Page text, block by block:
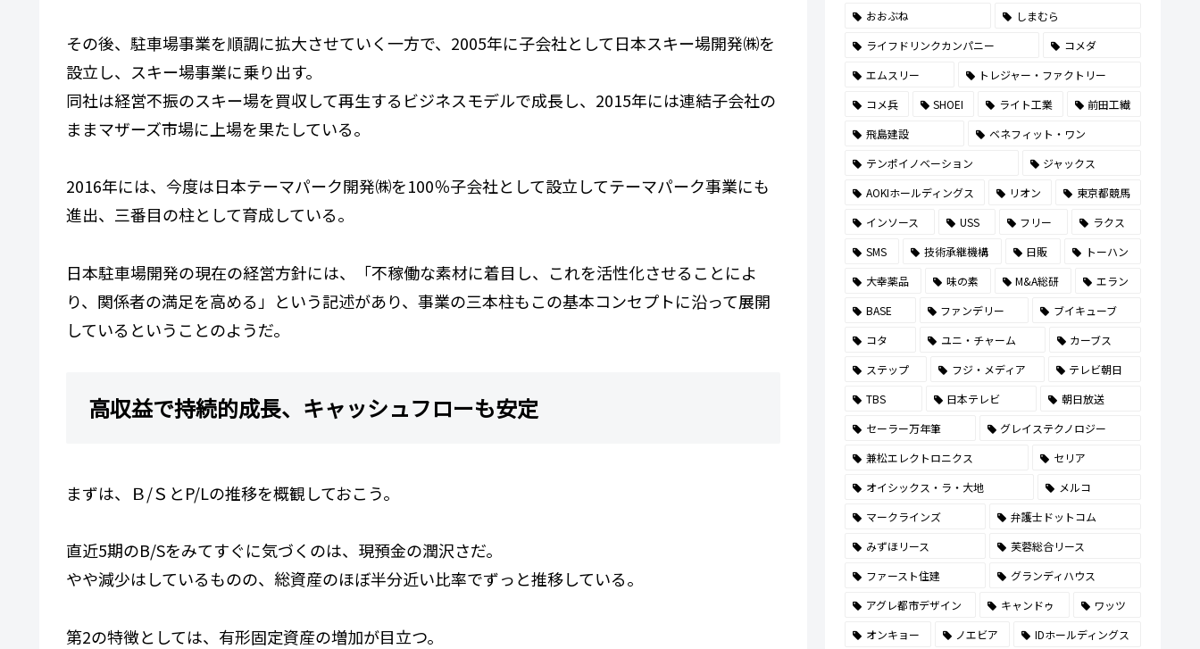
その後、駐車場事業を順調に拡大させていく一方で、2005年に子会社として日本スキー場開発㈱を
設立し、スキー場事業に乗り出す。
同社は経営不振のスキー場を買収して再生するビジネスモデルで成長し、2015年には連結子会社の
ままマザーズ市場に上場を果たしている。
2016年には、今度は日本テーマパーク開発㈱を100％子会社として設立してテーマパーク事業にも
進出、三番目の柱として育成している。
日本駐車場開発の現在の経営方針には、「不稼働な素材に着目し、これを活性化させることによ
り、関係者の満足を高める」という記述があり、事業の三本柱もこの基本コンセプトに沿って展開
しているということのようだ。
高収益で持続的成長、キャッシュフローも安定
まずは、Ｂ/ＳとP/Lの推移を概観しておこう。
直近5期のB/Sをみてすぐに気づくのは、現預金の潤沢さだ。
やや減少はしているものの、総資産のほぼ半分近い比率でずっと推移している。
第2の特徴としては、有形固定資産の増加が目立つ。
おおぶね
しまむら
ライフドリンクカンパニー
コメダ
エムスリー
トレジャー・ファクトリー
コメ兵
SHOEI ライト工業
前田工繊
飛島建設
ベネフィット・ワン
テンポイノベーション
ジャックス
AOKIホールディングス
リオン
東京都競馬
インソース
USS フリー
ラクス
SMS
技術承継機構 日販
トーハン
大幸薬品
味の素 M&A総研
エラン
BASE
ファンデリー
ブイキューブ
コタ
ユニ・チャーム
カーブス
ステップ
フジ・メディア
テレビ朝日
TBS
日本テレビ
朝日放送
セーラー万年筆
グレイステクノロジー
兼松エレクトロニクス
セリア
オイシックス・ラ・大地
メルコ
マークラインズ
弁護士ドットコム
みずほリース
芙蓉総合リース
ファースト住建
グランディハウス
アグレ都市デザイン
キャンドゥ
ワッツ
オンキョー
ノエビア
IDホールディングス